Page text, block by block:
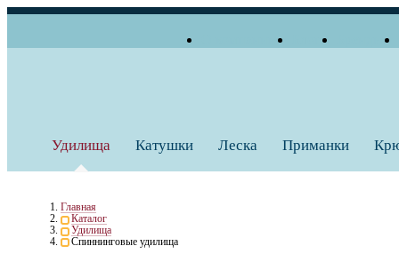
Удилища Катушки Леска Приманки
Главная
Каталог
Удилища
Спиннинговые удилища